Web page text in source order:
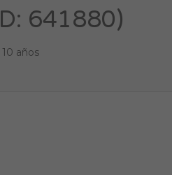
641880)
años